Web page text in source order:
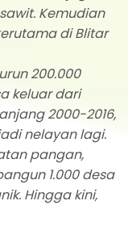
Kemudian
di Blitar
200.000
keluar dari
2000-2016,
nelayan lagi.
pangan,
1.000 desa
Hingga kini,